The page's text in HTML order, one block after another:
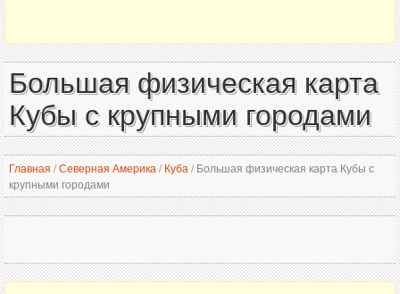
Большая физическая карта
Кубы с крупными городами
Главная /Северная Америка / Куба /Большая физическая карта Кубы с
крупными городами